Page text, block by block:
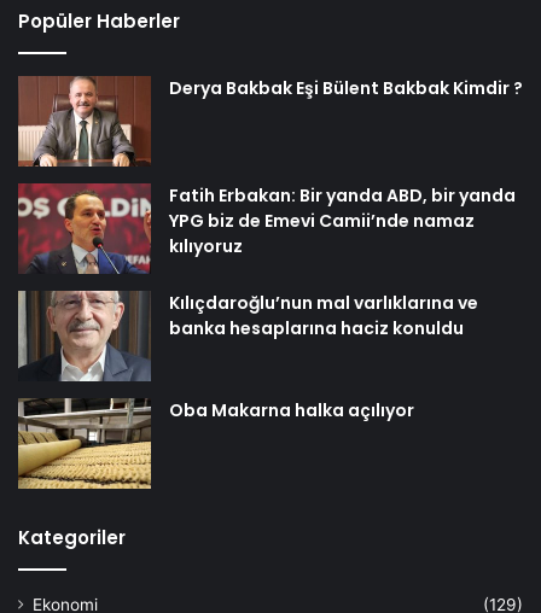
Popüler Haberler
Derya Bakbak Eşi Bülent Bakbak Kimdir ?
Fatih Erbakan: Bir yanda ABD, bir yanda
YPG biz de Emevi Camii’nde namaz
kılıyoruz
Kılıçdaroğlu’nun mal varlıklarına ve
banka hesaplarına haciz konuldu
Oba Makarna halka açılıyor
Kategoriler
Ekonomi
(129)